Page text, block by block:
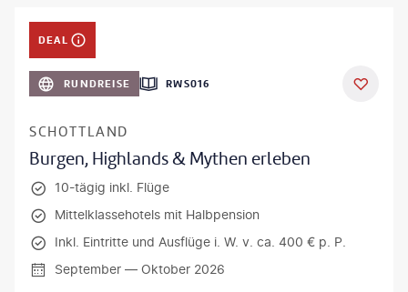
DEAL
RUNDREISE RWS016
SCHOTTLAND
Burgen, Highlands & Mythen erleben
10-tägig inkl. Flüge
Mittelklassehotels mit Halbpension
Inkl. Eintritte und Ausflüge i. W. v. ca. 400 € p. P.
September — Oktober 2026